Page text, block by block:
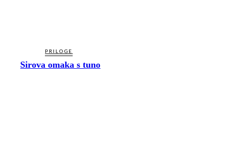
PRILOGE
Sirova omaka s tuno